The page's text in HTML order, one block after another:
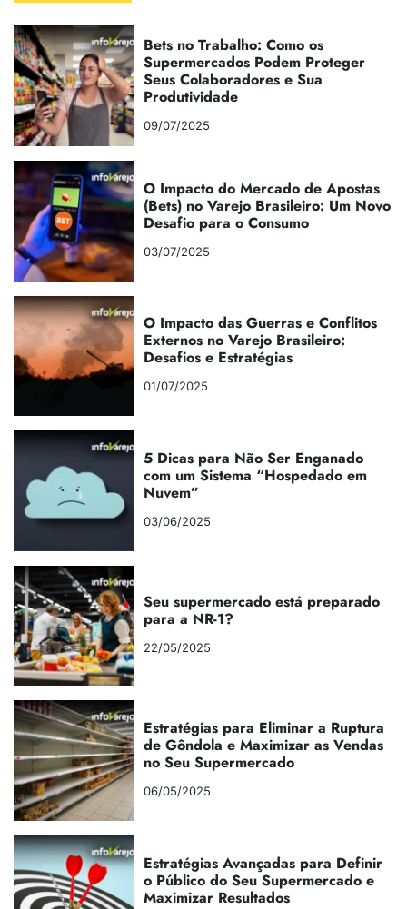
Bets no Trabalho: Como os
Supermercados Podem Proteger
Seus Colaboradores e Sua
Produtividade
09/07/2025
O Impacto do Mercado de Apostas
(Bets) no Varejo Brasileiro: Um Novo
Desafio para o Consumo
03/07/2025
O Impacto das Guerras e Conflitos
Externos no Varejo Brasileiro:
Desafios e Estratégias
01/07/2025
5 Dicas para Não Ser Enganado
com um Sistema “Hospedado em
Nuvem”
03/06/2025
Seu supermercado está preparado
para a NR-1?
22/05/2025
Estratégias para Eliminar a Ruptura
de Gôndola e Maximizar as Vendas
no Seu Supermercado
06/05/2025
Estratégias Avançadas para Definir
o Público do Seu Supermercado e
Maximizar Resultados